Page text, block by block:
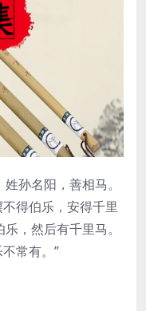
孙名阳，善相马。
得伯乐，安得千里
，然后有千里马。
常有。”